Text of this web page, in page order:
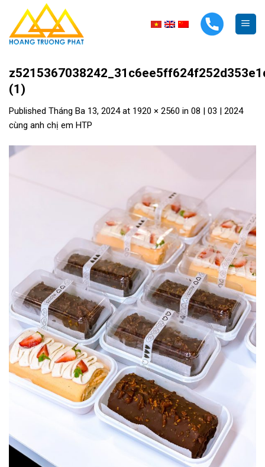
content
(1)
Published Tháng Ba 13, 2024at 1920 × 2560 in 08 | 03 | 2024
cùng anh chị em HTP